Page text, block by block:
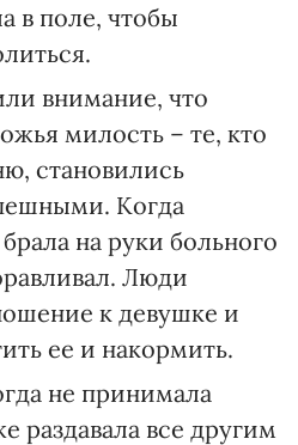
в поле, чтобы
внимание, что
милость – те, кто
становились
Когда
на руки больного
Люди
к девушке и
ее и накормить.
не принимала
раздавала все другим